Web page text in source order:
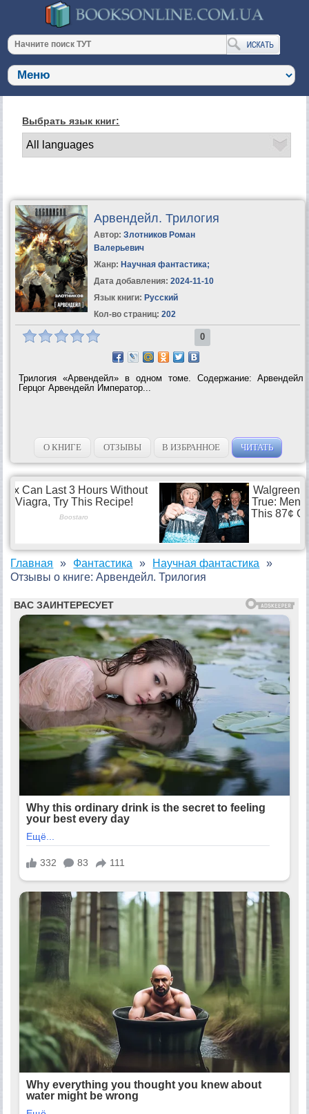
Выбрать язык книг:
Арвендейл. Трилогия
Автор: Злотников Роман
Валерьевич
Жанр: Научная фантастика;
Дата добавления: 2024-11-10
Язык книги: Русский
Кол-во страниц: 202
0
Трилогия «Арвендейл» в одном томе. Содержание: Арвендейл
Герцог Арвендейл Император...
О КНИГЕ ОТЗЫВЫ В ИЗБРАННОЕ ЧИТАТЬ
Главная Фантастика
Научная фантастика
Отзывы о книге: Арвендейл. Трилогия